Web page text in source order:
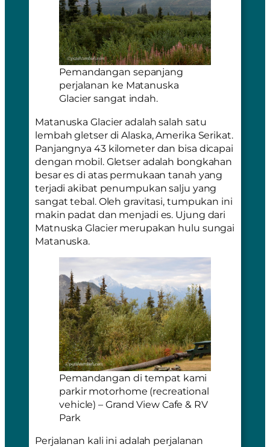
Pemandangan sepanjang
perjalanan ke Matanuska
Glacier sangat indah.
Matanuska Glacier adalah salah satu
lembah gletser di Alaska, Amerika Serikat.
Panjangnya 43 kilometer dan bisa dicapai
dengan mobil. Gletser adalah bongkahan
besar es di atas permukaan tanah yang
terjadi akibat penumpukan salju yang
sangat tebal. Oleh gravitasi, tumpukan ini
makin padat dan menjadi es. Ujung dari
Matnuska Glacier merupakan hulu sungai
Matanuska.
Pemandangan di tempat kami
parkir motorhome (recreational
vehicle) – Grand View Cafe & RV
Park
Perjalanan kali ini adalah perjalanan